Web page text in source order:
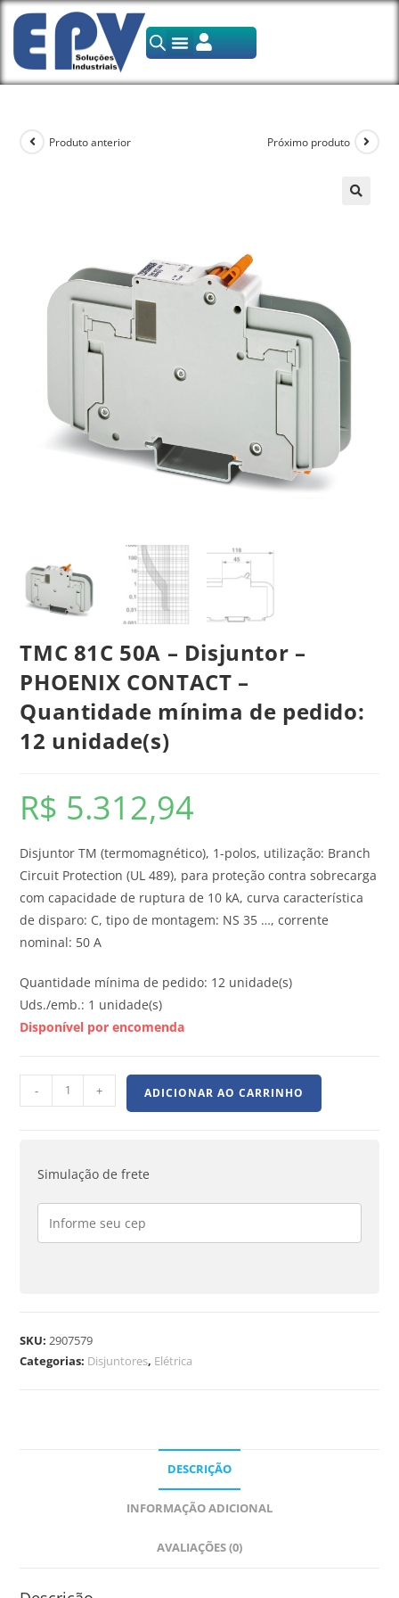
Produto anterior Próximo produto
TMC 81C 50A – Disjuntor –
PHOENIX CONTACT –
Quantidade mínima de pedido:
12 unidade(s)
R$ 5.312,94
Disjuntor TM (termomagnético), 1-polos, utilização: Branch
Circuit Protection (UL 489), para proteção contra sobrecarga
com capacidade de ruptura de 10 kA, curva característica
de disparo: C, tipo de montagem: NS 35 …, corrente
nominal: 50 A
Quantidade mínima de pedido: 12 unidade(s)
Uds./emb.: 1 unidade(s)
Disponível por encomenda
- + ADICIONAR AO CARRINHO
Simulação de frete
SKU: 2907579
Categorias: Disjuntores, Elétrica
DESCRIÇÃO
INFORMAÇÃO ADICIONAL
AVALIAÇÕES (0)